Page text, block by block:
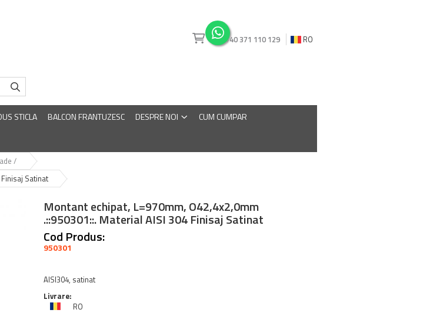
+40 371 110 129 RO
STICLA BALCON FRANTUZESC DESPRE NOI
CUM CUMPAR
/
Satinat
Montant echipat, L=970mm, O42,4x2,0mm
.::950301::. Material AISI 304 Finisaj Satinat
Cod Produs:
950301
AISI304, satinat
Livrare:
RO